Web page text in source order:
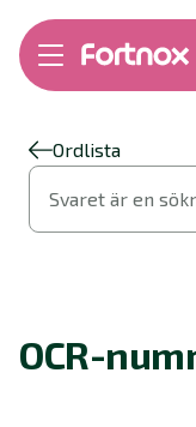
Bokföring
Fakturering
Byt till Fortnox
Felsökning
Support Play
Ordlista
Svaret är en
OCR-